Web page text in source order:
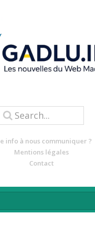
info à nous communiquer ?
Mentions légales
Contact